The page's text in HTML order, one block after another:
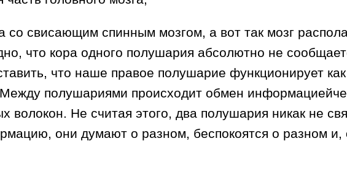
со свисающим спинным мозгом, а вот так мозг
что кора одного полушария абсолютно не
что наше правое полушарие функционирует
полушариями происходит обмен
волокон. Не считая этого, два полушария никак не
они думают о разном, беспокоятся о разном